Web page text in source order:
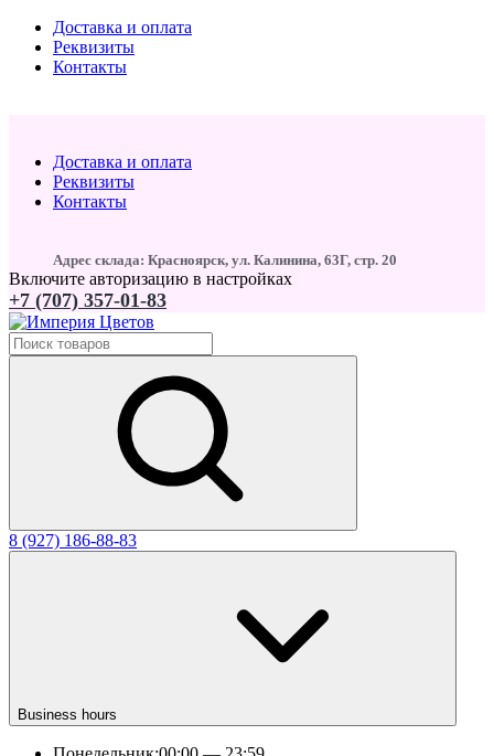
Доставка и оплата
Реквизиты
Контакты
Доставка и оплата
Реквизиты
Контакты
Адрес склада: Красноярск, ул. Калинина, 63Г, стр. 20
Включите авторизацию в настройках
+7 (707) 357-01-83
8 (927) 186-88-83
Business hours